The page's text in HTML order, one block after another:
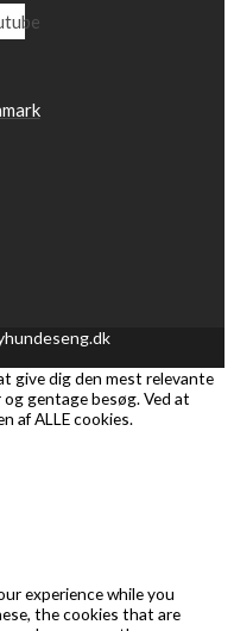
give dig den mest relevante
gentage besøg. Ved at
af ​​ALLE cookies.
experience while you
the cookies that are